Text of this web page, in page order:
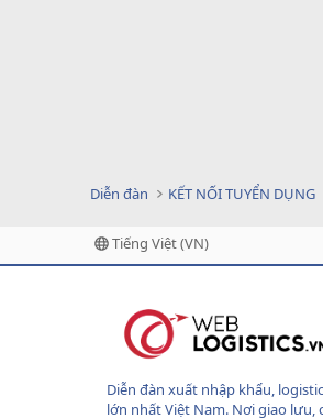
Diễn đàn KẾT NỐI TUYỂN DỤNG
Tiếng Việt (VN)
Diễn đàn xuất nhập khẩu,
lớn nhất Việt Nam. Nơi giao lưu,